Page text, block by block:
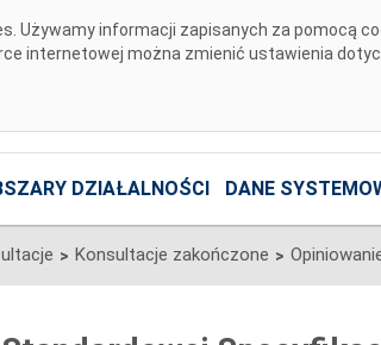
Używamy informacji zapisanych za pomocą
internetowej można zmienić ustawienia
DZIAŁALNOŚCI DANE
> Konsultacje zakończone >